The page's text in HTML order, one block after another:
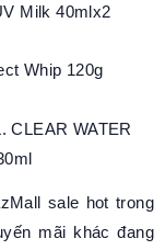
Milk 40mlx2
Whip 120g
CLEAR WATER
sale hot trong
mãi khác đang